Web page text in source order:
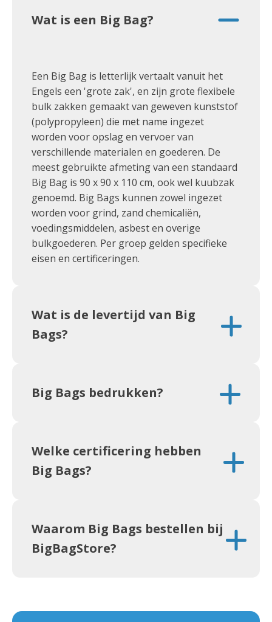
Wat is een Big Bag?
Een Big Bag is letterlijk vertaalt vanuit het
Engels een 'grote zak', en zijn grote flexibele
bulk zakken gemaakt van geweven kunststof
(polypropyleen) die met name ingezet
worden voor opslag en vervoer van
verschillende materialen en goederen. De
meest gebruikte afmeting van een standaard
Big Bag is 90 x 90 x 110 cm, ook wel kuubzak
genoemd. Big Bags kunnen zowel ingezet
worden voor grind, zand chemicaliën,
voedingsmiddelen, asbest en overige
bulkgoederen. Per groep gelden specifieke
eisen en certificeringen.
Wat is de levertijd van Big
Bags?
Big Bags bedrukken?
Welke certificering hebben
Big Bags?
Waarom Big Bags bestellen bij
BigBagStore?